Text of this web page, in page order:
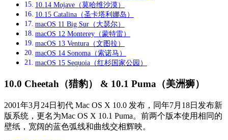
10.14 Mojave（莫哈维沙漠）
10.15 Catalina（圣卡塔利娜岛）
macOS 11 Big Sur（大瑟尔）
macOS 12 Monterey（蒙特雷）
macOS 13 Ventura（文图拉）
macOS 14 Sonoma（索诺马）
macOS 15 Sequoia（红杉国家公园）
10.0 Cheetah（猎豹） & 10.1 Puma（美洲狮）
2001年3月24日初代 Mac OS X 10.0 发布，同年7月18日发布新
版系统，更名为Mac OS X 10.1 Puma。前两个版本使用相同的
壁纸，宽阔的蓝色弧线和曲线交相辉映。